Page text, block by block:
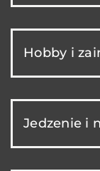
Hobby i
Jedzenie i